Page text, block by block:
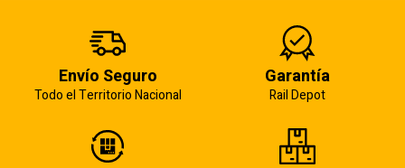
Envío Seguro
Todo el Territorio Nacional
Garantía
Rail Depot